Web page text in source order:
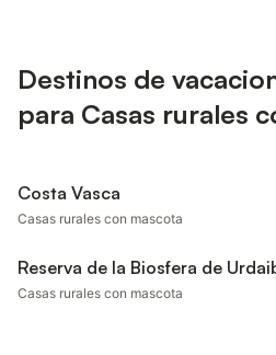
Destinos de
para Casas rurales
Costa Vasca
Casas rurales con mascota
Reserva de la Biosfera de
Casas rurales con mascota